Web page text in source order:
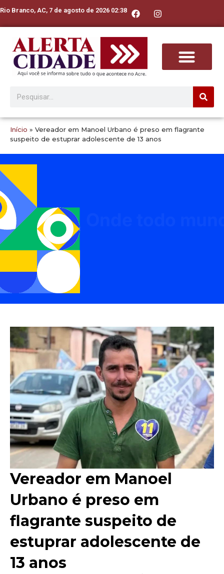
Rio Branco, AC, 7 de agosto de 2026 02:38
Início » Vereador em Manoel Urbano é preso em flagrante
suspeito de estuprar adolescente de 13 anos
Vereador em Manoel
Urbano é preso em
flagrante suspeito de
estuprar adolescente de
13 anos